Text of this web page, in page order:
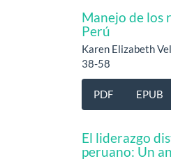
Manejo de los
Perú
Karen Elizabeth
38-58
PDF EPUB
El liderazgo
peruano: Un